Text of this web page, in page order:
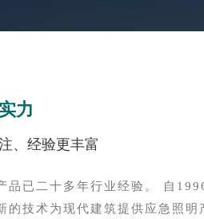
力
、经验更丰富
品已二十多年行业经验。 自
的技术为现代建筑提供应急照